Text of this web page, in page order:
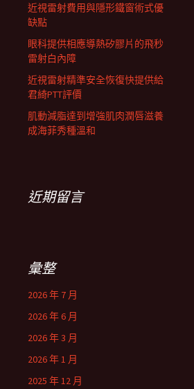
近視雷射費用與隱形鐵窗術式優
缺點
眼科提供相應導熱矽膠片的飛秒
雷射白內障
近視雷射精準安全恢復快提供給
君綺PTT評價
肌動減脂達到增強肌肉潤唇滋養
成海菲秀種溫和
近期留言
彙整
2026 年 7 月
2026 年 6 月
2026 年 3 月
2026 年 1 月
2025 年 12 月